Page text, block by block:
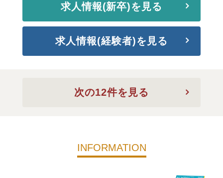
求人情報(新卒)を見る
求人情報(経験者)を見る
次の12件を見る
INFORMATION